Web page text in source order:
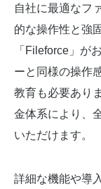
自社に最適なフ
的な操作性と強
「Fileforce」が
ーと同様の操作
教育も必要あり
金体系により、
いただけます。
詳細な機能や導